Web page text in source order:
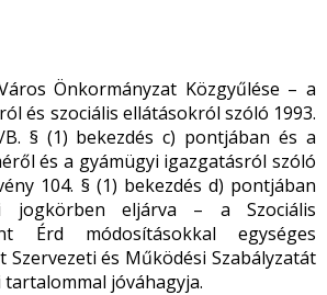
Önkormányzat Közgyűlése – a
és szociális ellátásokról szóló 1993.
§ (1) bekezdés c) pontjában és a
és a gyámügyi igazgatásról szóló
104. § (1) bekezdés d) pontjában
jogkörben eljárva – a Szociális
Érd módosításokkal egységes
és Működési Szabályzatát
jóváhagyja.